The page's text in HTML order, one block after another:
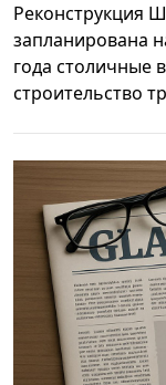
Реконструкция
запланирована
года столичные
строительство